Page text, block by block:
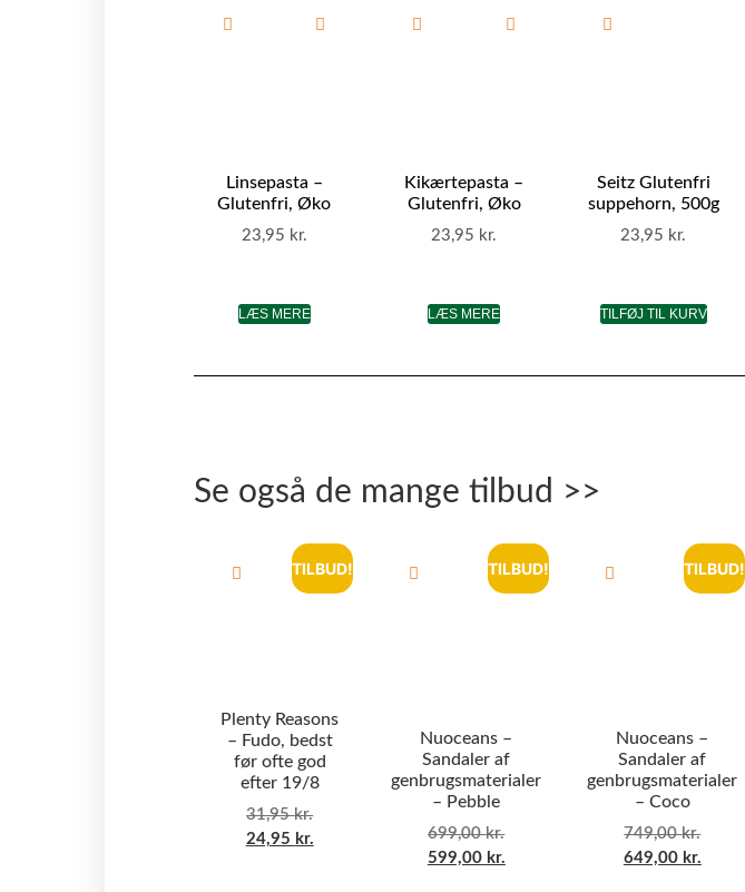
Linsepasta –
Glutenfri, Øko
23,95 kr.
LÆS MERE
Kikærtepasta –
Glutenfri, Øko
23,95 kr.
LÆS MERE
Seitz Glutenfri
suppehorn, 500g
23,95 kr.
TILFØJ TIL KURV
Se også de mange tilbud >>
TILBUD!
Plenty Reasons
– Fudo, bedst
før ofte god
efter 19/8
31,95kr.
24,95 kr.
TILBUD!
Nuoceans –
Sandaler af
genbrugsmaterialer
– Pebble
699,00kr.
599,00 kr.
TILBUD!
Nuoceans –
Sandaler af
genbrugsmaterialer
– Coco
749,00kr.
649,00 kr.